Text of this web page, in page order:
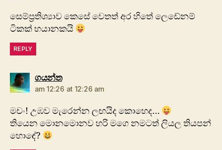
සෙම්ප්‍රතිශ්‍යාව කෙසේ වෙතත් අර හිතේ ලෙඩේනම්
ටිකක් භයානකයි
REPLY
ගයන්තsays:
am 12:26 at 12:26 am
මචං! උඹව මැරෙන්න ලඟයිද කොහෙද…
තියෙන මොනමොනව හරි මගෙ නමටත් ලියල තියපන්
හොඳේ?